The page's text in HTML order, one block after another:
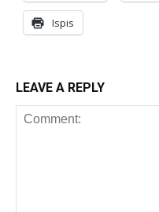
Ispis
LEAVE A REPLY